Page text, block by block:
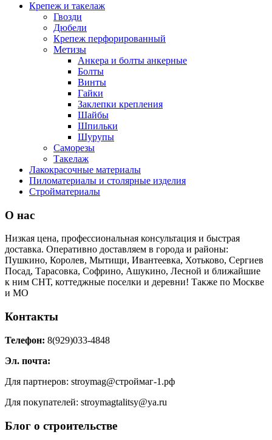
Крепеж и такелаж
Гвозди
Дюбели
Крепеж перфорированный
Метизы
Анкера и болты анкерные
Болты
Винты
Гайки
Заклепки крепления
Шайбы
Шпильки
Шурупы
Саморезы
Такелаж
Лакокрасочные материалы
Пиломатериалы и столярные изделия
Стройматериалы
О нас
Низкая цена, профессиональная консультация и быстрая
доставка. Оперативно доставляем в города и районы:
Пушкино, Королев, Мытищи, Ивантеевка, Хотьково, Сергиев
Посад, Тарасовка, Софрино, Ашукино, Лесной и ближайшие
к ним СНТ, коттеджные поселки и деревни! Также по Москве
и МО
Контакты
Телефон: 8(929)033-4848
Эл. почта:
Для партнеров: stroymag@строймаг-1.рф
Для покупателей: stroymagtalitsy@ya.ru
Блог о строительстве